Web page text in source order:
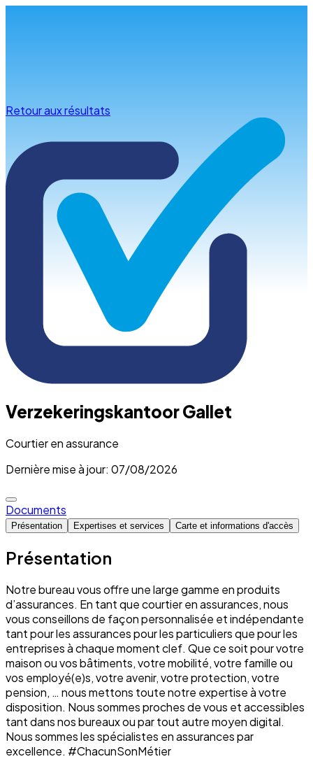
Retour aux résultats
Verzekeringskantoor Gallet
Courtier en assurance
Dernière mise à jour: 07/08/2026
Documents
Présentation Expertises et services Carte et informations d'accès
Présentation
Notre bureau vous offre une large gamme en produits
d’assurances. En tant que courtier en assurances, nous
vous conseillons de façon personnalisée et indépendante
tant pour les assurances pour les particuliers que pour les
entreprises à chaque moment clef. Que ce soit pour votre
maison ou vos bâtiments, votre mobilité, votre famille ou
vos employé(e)s, votre avenir, votre protection, votre
pension, … nous mettons toute notre expertise à votre
disposition. Nous sommes proches de vous et accessibles
tant dans nos bureaux ou par tout autre moyen digital.
Nous sommes les spécialistes en assurances par
excellence. #ChacunSonMétier